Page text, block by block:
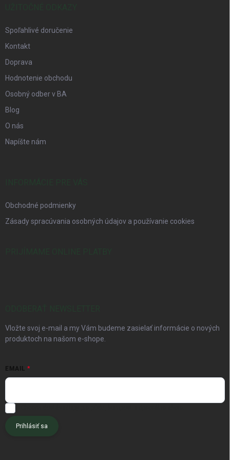
Spoľahlivé doručenie
Kontakt
Doprava
Hodnotenie obchodu
Osobný odber v BA
Blog
O nás
Napíšte nám
Obchodné podmienky
Zásady spracúvania osobných údajov a používanie cookies
Vložte svoj e-mail a my Vám budeme zasielať informácie o nových
produktoch na našom e-shope.
EMAIL
Prihlásiť sa